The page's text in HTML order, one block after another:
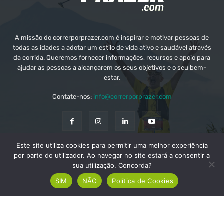
A missão do correrporprazer.com é inspirar e motivar pessoas de
todas as idades a adotar um estilo de vida ativo e saudável através
da corrida. Queremos fornecer informações, recursos e apoio para
ajudar as pessoas a alcançarem os seus objetivos e o seu bem-
estar.
Contate-nos: info@correrporprazer.com
FICHA TÉCNICA MEDIA KIT PUBLICIDADE
ADICIONAR PROVA
Este site utiliza cookies para permitir uma melhor experiência
por parte do utilizador. Ao navegar no site estará a consentir a
sua utilização. Concorda?
SIM
NÃO Política de Cookies